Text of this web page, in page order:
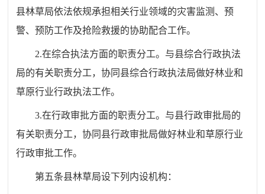
县林草局依法依规承担相关行业领域的灾害监测、预
警、预防工作及抢险救援的协助配合工作。
2.在综合执法方面的职责分工。与县综合行政执法
局的有关职责分工，协同县综合行政执法局做好林业和
草原行业行政执法工作。
3.在行政审批方面的职责分工。与县行政审批局的
有关职责分工，协同县行政审批局做好林业和草原行业
行政审批工作。
第五条县林草局设下列内设机构：